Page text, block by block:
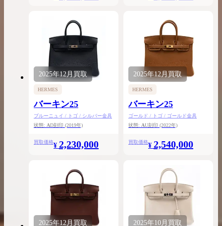
2025年12月買取
HERMES
バーキン25
ブルーニュイ / トゴ / シルバー金具
状態: AD刻印 (2019年)
買取価格¥ 2,230,000
2025年12月買取
HERMES
バーキン25
ゴールド / トゴ / ゴールド金具
状態: AU刻印 (2022年)
買取価格¥ 2,540,000
2025年12月買取 2025年10月 買取